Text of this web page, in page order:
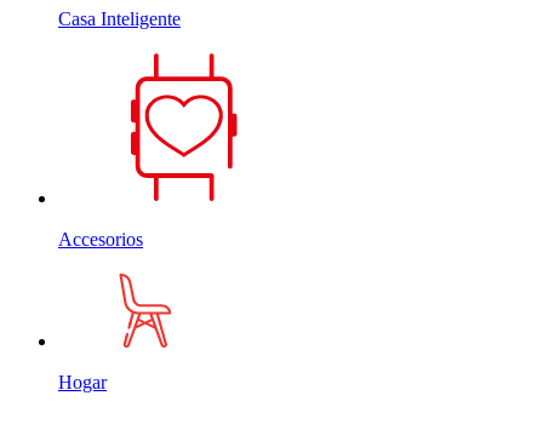
Casa Inteligente
Accesorios
Hogar